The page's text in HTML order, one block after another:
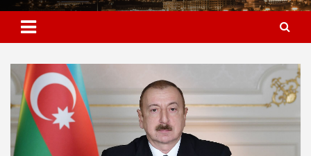
Azinformasiya
Operativ informasiya agentliyi